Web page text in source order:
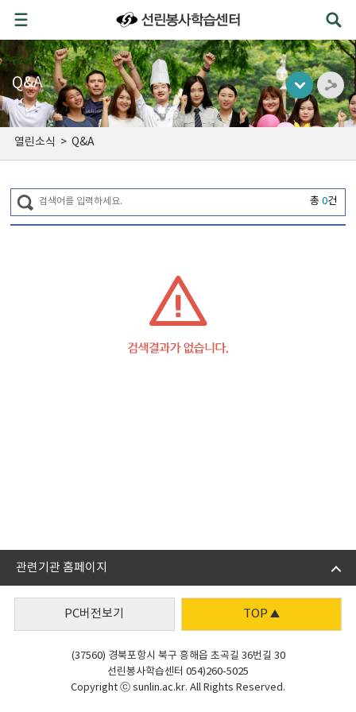
Q&A
열린소식 > Q&A
총 0건
관련기관 홈페이지
PC버전보기 TOP
(37560) 경북포항시 북구 흥해읍 초곡길 36번길 30
선린봉사학습센터 054)260-5025
Copyright ⓒ sunlin.ac.kr. All Rights Reserved.